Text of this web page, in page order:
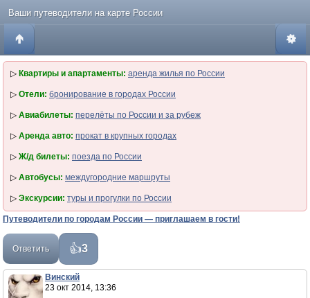
Ваши путеводители на карте России
▷ Квартиры и апартаменты: аренда жилья по России
▷ Отели: бронирование в городах России
▷ Авиабилеты: перелёты по России и за рубеж
▷ Аренда авто: прокат в крупных городах
▷ Ж/д билеты: поезда по России
▷ Автобусы: междугородние маршруты
▷ Экскурсии: туры и прогулки по России
Путеводители по городам России — приглашаем в гости!
Ответить 3
Винский
23 окт 2014, 13:36